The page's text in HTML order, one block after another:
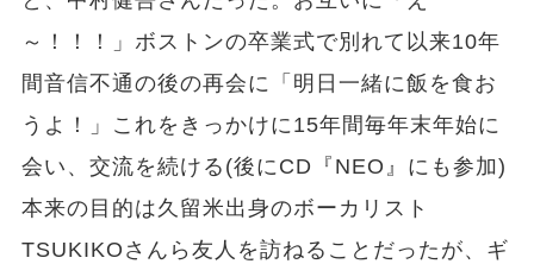
～！！！」ボストンの卒業式で別れて以来10年
間音信不通の後の再会に「明日一緒に飯を食お
うよ！」これをきっかけに15年間毎年末年始に
会い、交流を続ける(後にCD『NEO』にも参加)
本来の目的は久留米出身のボーカリスト
TSUKIKOさんら友人を訪ねることだったが、ギ